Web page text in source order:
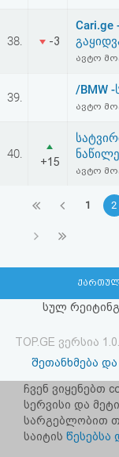
38. -3
ავტო
39.
/BMW -
ავტო
40.
+15
ავტო
1 2
სულ
TOP.GE ვერსია
შეთანხმება
იხილეთ
ჩვენ ვიყენებთ
სერვისი და
სარგებლობით
საიტის წესებსა